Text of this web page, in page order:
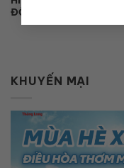
ĐỒNG HÀNH CÙNG KỶ
KHUYẾN MẠI